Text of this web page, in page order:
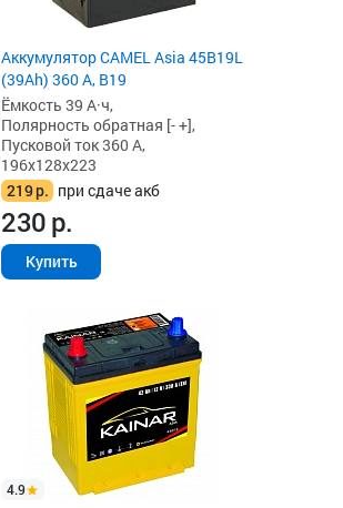
Аккумулятор CAMEL Asia 45B19L
(39Ah) 360 А, B19
Ёмкость 39 А·ч,
Полярность обратная [- +],
Пусковой ток 360 А,
196x128x223
219р. при сдаче акб
230р.
Купить
4.9